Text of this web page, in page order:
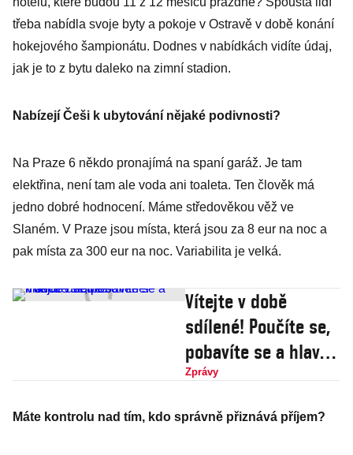
třeba nabídla svoje byty a pokoje v Ostravě v době konání
hokejového šampionátu. Dodnes v nabídkách vidíte údaj,
jak je to z bytu daleko na zimní stadion.
Nabízejí Češi k ubytování nějaké podivnosti?
Na Praze 6 někdo pronajímá na spaní garáž. Je tam
elektřina, není tam ale voda ani toaleta. Ten člověk má
jedno dobré hodnocení. Máme středověkou věž ve
Slaném. V Praze jsou místa, která jsou za 8 eur na noc a
pak místa za 300 eur na noc. Variabilita je velká.
Vítejte v době
sdílené! Poučíte se,
pobavíte se a hlavně
ušetříte
Zprávy
Máte kontrolu nad tím, kdo správně přiznává příjem?